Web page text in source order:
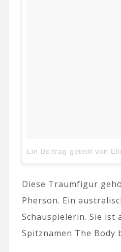
Diese Traumfigur
Pherson. Ein
Schauspielerin. Sie ist
Spitznamen The Body